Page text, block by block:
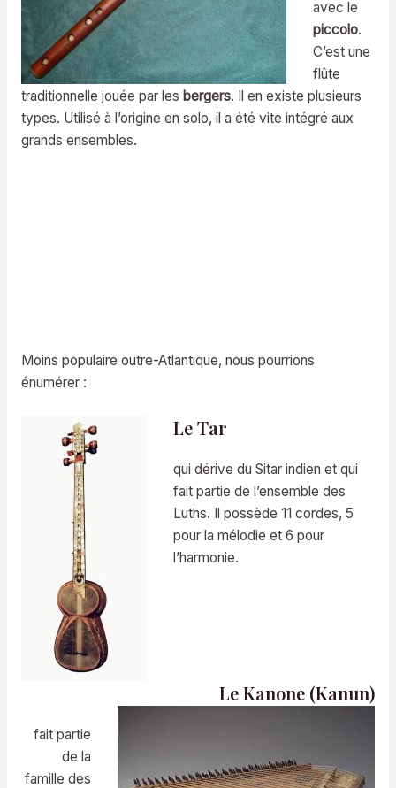
avec le
piccolo.
C’est une
flûte
traditionnelle jouée par les bergers. Il en existe plusieurs
types. Utilisé à l’origine en solo, il a été vite intégré aux
grands ensembles.
Moins populaire outre-Atlantique, nous pourrions
énumérer :
Le Tar
qui dérive du Sitar indien et qui
fait partie de l’ensemble des
Luths. Il possède 11 cordes, 5
pour la mélodie et 6 pour
l’harmonie.
Le Kanone (Kanun)
fait partie
de la
famille des